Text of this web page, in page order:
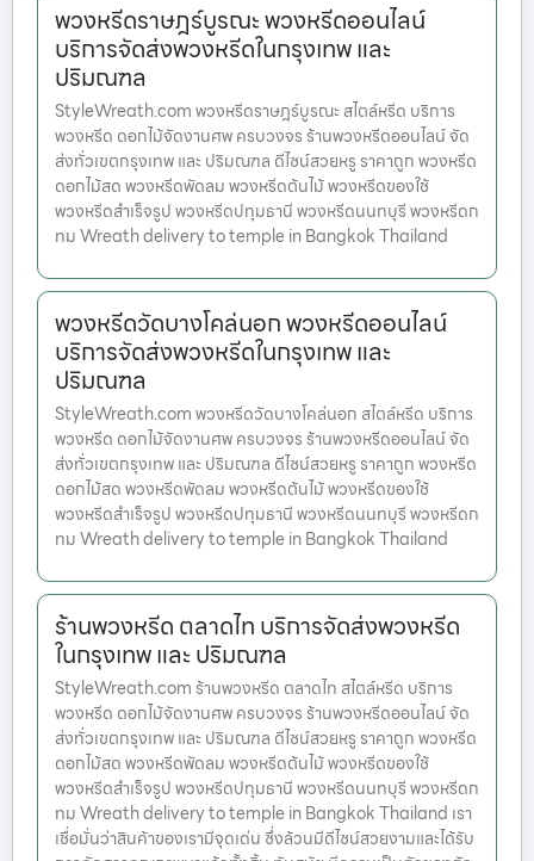
พวงหรีดราษฎร์บูรณะ พวงหรีดออนไลน์
บริการจัดส่งพวงหรีดในกรุงเทพ และ
ปริมณฑล
StyleWreath.com พวงหรีดราษฎร์บูรณะ สไตล์หรีด บริการ
พวงหรีด ดอกไม้จัดงานศพ ครบวงจร ร้านพวงหรีดออนไลน์ จัด
ส่งทั่วเขตกรุงเทพ และ ปริมณฑล ดีไซน์สวยหรู ราคาถูก พวงหรีด
ดอกไม้สด พวงหรีดพัดลม พวงหรีดต้นไม้ พวงหรีดของใช้
พวงหรีดสำเร็จรูป พวงหรีดปทุมธานี พวงหรีดนนทบุรี พวงหรีดก
ทม Wreath delivery to temple in Bangkok Thailand
พวงหรีดวัดบางโคล่นอก พวงหรีดออนไลน์
บริการจัดส่งพวงหรีดในกรุงเทพ และ
ปริมณฑล
StyleWreath.com พวงหรีดวัดบางโคล่นอก สไตล์หรีด บริการ
พวงหรีด ดอกไม้จัดงานศพ ครบวงจร ร้านพวงหรีดออนไลน์ จัด
ส่งทั่วเขตกรุงเทพ และ ปริมณฑล ดีไซน์สวยหรู ราคาถูก พวงหรีด
ดอกไม้สด พวงหรีดพัดลม พวงหรีดต้นไม้ พวงหรีดของใช้
พวงหรีดสำเร็จรูป พวงหรีดปทุมธานี พวงหรีดนนทบุรี พวงหรีดก
ทม Wreath delivery to temple in Bangkok Thailand
ร้านพวงหรีด ตลาดไท บริการจัดส่งพวงหรีด
ในกรุงเทพ และ ปริมณฑล
StyleWreath.com ร้านพวงหรีด ตลาดไท สไตล์หรีด บริการ
พวงหรีด ดอกไม้จัดงานศพ ครบวงจร ร้านพวงหรีดออนไลน์ จัด
ส่งทั่วเขตกรุงเทพ และ ปริมณฑล ดีไซน์สวยหรู ราคาถูก พวงหรีด
ดอกไม้สด พวงหรีดพัดลม พวงหรีดต้นไม้ พวงหรีดของใช้
พวงหรีดสำเร็จรูป พวงหรีดปทุมธานี พวงหรีดนนทบุรี พวงหรีดก
ทม Wreath delivery to temple in Bangkok Thailand เรา
เชื่อมั่นว่าสินค้าของเรามีจุดเด่น ซึ่งล้วนมีดีไซน์สวยงามและได้รับ